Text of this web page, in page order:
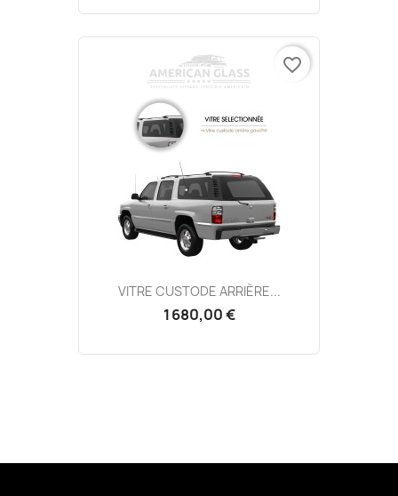
VITRE CUSTODE ARRIÈRE...
1 680,00 €
favorite_border